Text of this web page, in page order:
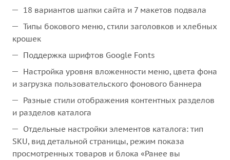
18 вариантов шапки сайта и 7 макетов подвала
Типы бокового меню, стили заголовков и хлебных
крошек
Поддержка шрифтов Google Fonts
Настройка уровня вложенности меню, цвета фона
и загрузка пользовательского фонового баннера
Разные стили отображения контентных разделов
и разделов каталога
Отдельные настройки элементов каталога: тип
SKU, вид детальной страницы, режим показа
просмотренных товаров и блока «Ранее вы